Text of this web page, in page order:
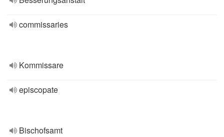
commissaries
Kommissare
episcopate
Bischofsamt